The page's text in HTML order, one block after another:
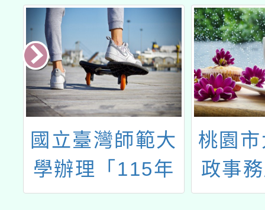
國立臺灣師範大
學辦理「115年
師大暑假運動育
桃園
政事
度政